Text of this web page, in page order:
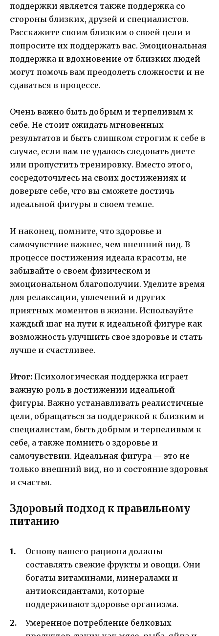
поддержки является также поддержка со
стороны близких, друзей и специалистов.
Расскажите своим близким о своей цели и
попросите их поддержать вас. Эмоциональная
поддержка и вдохновение от близких людей
могут помочь вам преодолеть сложности и не
сдаваться в процессе.
Очень важно быть добрым и терпеливым к
себе. Не стоит ожидать мгновенных
результатов и быть слишком строгим к себе в
случае, если вам не удалось следовать диете
или пропустить тренировку. Вместо этого,
сосредоточьтесь на своих достижениях и
доверьте себе, что вы сможете достичь
идеальной фигуры в своем темпе.
И наконец, помните, что здоровье и
самочувствие важнее, чем внешний вид. В
процессе постижения идеала красоты, не
забывайте о своем физическом и
эмоциональном благополучии. Уделите время
для релаксации, увлечений и других
приятных моментов в жизни. Используйте
каждый шаг на пути к идеальной фигуре как
возможность улучшить свое здоровье и стать
лучше и счастливее.
Итог: Психологическая поддержка играет
важную роль в достижении идеальной
фигуры. Важно устанавливать реалистичные
цели, обращаться за поддержкой к близким и
специалистам, быть добрым и терпеливым к
себе, а также помнить о здоровье и
самочувствии. Идеальная фигура — это не
только внешний вид, но и состояние здоровья
и счастья.
Здоровый подход к правильному
питанию
Основу вашего рациона должны
составлять свежие фрукты и овощи. Они
богаты витаминами, минералами и
антиоксидантами, которые
поддерживают здоровье организма.
Умеренное потребление белковых